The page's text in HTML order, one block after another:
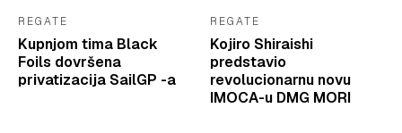
REGATE
Kupnjom tima Black
Foils dovršena
privatizacija SailGP -a
REGATE
Kojiro Shiraishi
predstavio
revolucionarnu novu
IMOCA-u DMG MORI